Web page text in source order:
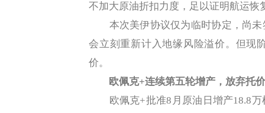
不加大原油折扣力度，足以证明航运
本次美伊协议仅为临时协定，尚未
会立刻重新计入地缘风险溢价。但现
价。
欧佩克+连续第五轮增产，放弃托
欧佩克+批准8月原油日增产18.8万